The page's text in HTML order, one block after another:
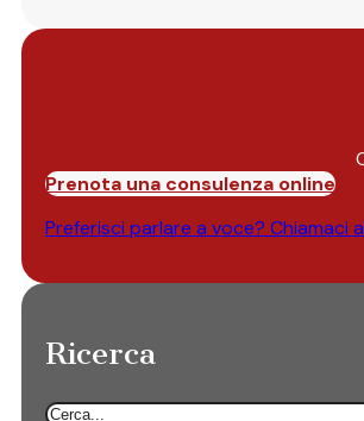
Prenota una consulenza online
Preferisci parlare a voce? Chiamaci
Ricerca
Cerca